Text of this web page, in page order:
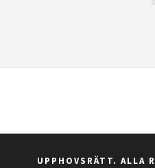
UPPHOVSRÄTT. ALLA